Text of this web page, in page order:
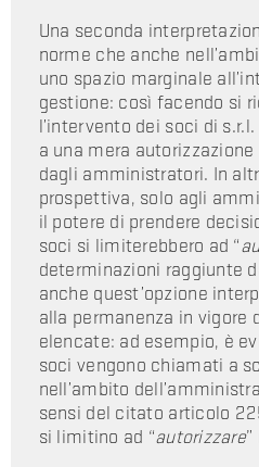
Una seconda
norme che anche
uno spazio marginale
gestione: così facendo si
l’intervento dei soci di
a una mera
dagli amministratori. In
prospettiva, solo agli
il potere di prendere
soci si limiterebbero ad “
determinazioni raggiunte
anche quest’opzione
alla permanenza in vigore
elencate: ad esempio, è
soci vengono chiamati a
nell’ambito
sensi del citato articolo
si limitino ad “autorizzare